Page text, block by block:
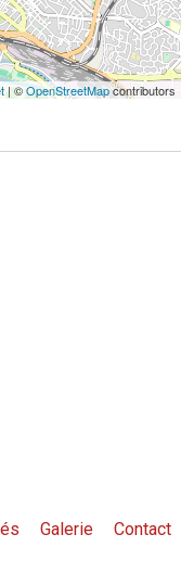
| ©OpenStreetMapcontributors
Galerie Contact